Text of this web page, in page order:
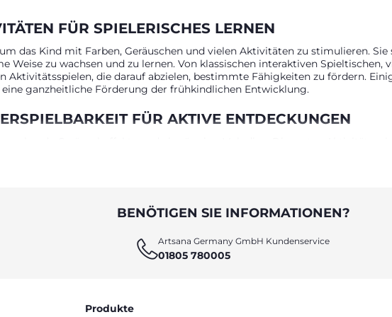
FÜR SPIELERISCHES LERNEN
das Kind mit Farben, Geräuschen und vielen Aktivitäten zu stimulieren.
Weise zu wachsen und zu lernen. Von klassischen interaktiven
Aktivitätsspielen, die darauf abzielen, bestimmte Fähigkeiten zu fördern.
ganzheitliche Förderung der frühkindlichen Entwicklung.
FÜR AKTIVE ENTDECKUNGEN
wurden speziell entwickelt, um dem Kind die Grundlagen des Lernens zu
aus: Die einzige Spielregel ist die Fantasie des Kindes. Dank
MUSIKALISCHE SENSIBILITÄT, KOORDINATION UND
musikalische Sensibilität des Kindes und machen es früh mit
Anreize für aktive Freizeitaktivitäten. Spieltische mit Alltagsbezug
BENÖTIGEN SIE INFORMATIONEN?
Artsana Germany GmbH Kundenservice
01805 780005
Produkte